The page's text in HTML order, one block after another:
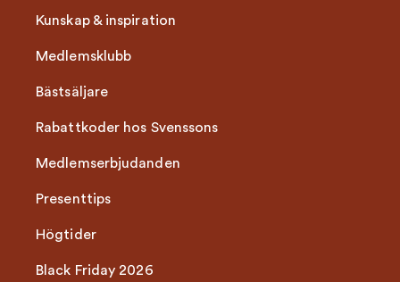
Kunskap & inspiration
Medlemsklubb
Bästsäljare
Rabattkoder hos Svenssons
Medlemserbjudanden
Presenttips
Högtider
Black Friday 2026